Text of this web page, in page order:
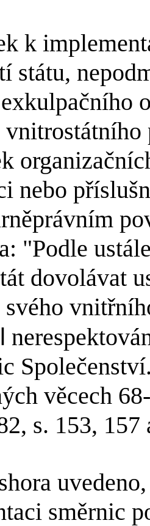
k
státu,
nebo
"Podle
dovolávat
l
věcech
s. 153,
směrnic